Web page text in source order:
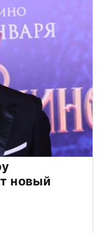
новый